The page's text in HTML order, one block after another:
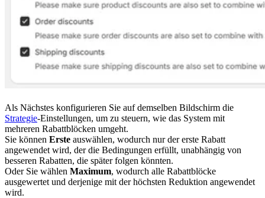
Als Nächstes konfigurieren Sie auf demselben Bildschirm die
Strategie-Einstellungen, um zu steuern, wie das System mit
mehreren Rabattblöcken umgeht.
Sie können Erste auswählen, wodurch nur der erste Rabatt
angewendet wird, der die Bedingungen erfüllt, unabhängig von
besseren Rabatten, die später folgen könnten.
Oder Sie wählen Maximum, wodurch alle Rabattblöcke
ausgewertet und derjenige mit der höchsten Reduktion angewendet
wird.